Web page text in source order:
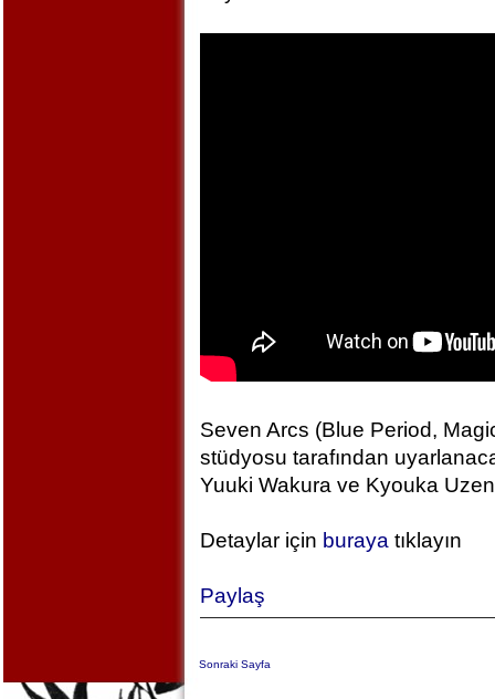
Seven Arcs (Blue Period,
stüdyosu tarafından
Yuuki Wakura ve Kyouka
Detaylar için buraya tıklayın
Paylaş
Sonraki Sayfa